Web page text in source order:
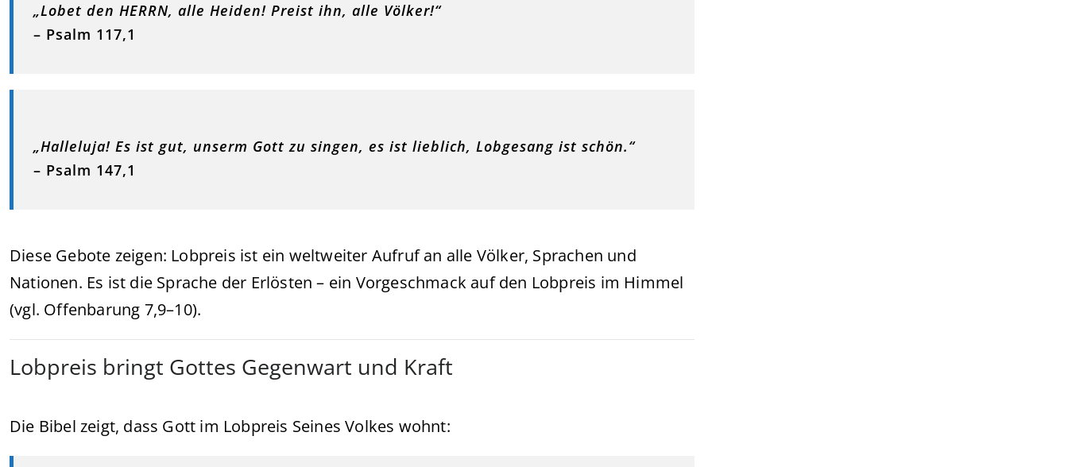
„Lobet den HERRN, alle Heiden! Preist ihn, alle Völker!“
– Psalm 117,1
„Halleluja! Es ist gut, unserm Gott zu singen, es ist lieblich, Lobgesang ist schön.“
– Psalm 147,1
Diese Gebote zeigen: Lobpreis ist ein weltweiter Aufruf an alle Völker, Sprachen und
Nationen. Es ist die Sprache der Erlösten – ein Vorgeschmack auf den Lobpreis im Himmel
(vgl. Offenbarung 7,9–10).
Lobpreis bringt Gottes Gegenwart und Kraft
Die Bibel zeigt, dass Gott im Lobpreis Seines Volkes wohnt: